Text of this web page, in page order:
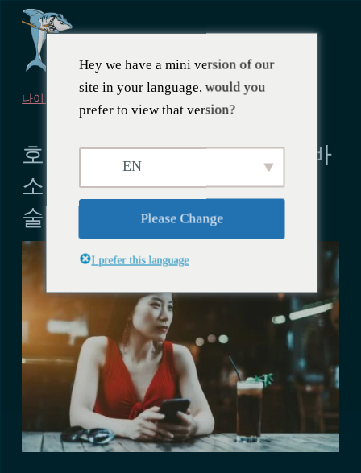
나이트라이프
2024년 5월 12일
호치민시에서 가장 아름다운 바
소녀들과 함께 가장 싼 여인이
술을 마신다
Hey we have a mini version of our
site in your language, would you
prefer to view that version?
EN
Please Change
I prefer this language